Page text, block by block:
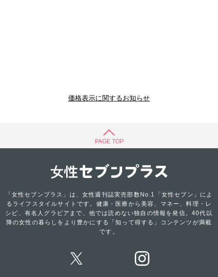
価格表示に関するお知らせ
PAGE TOP
「女性セブンプラス」は、女性週刊誌実売部数No.1「女性セブン」によ
るライフスタイルサイトです。健康・医療から美容、マネー、料理・レ
シピ、有名人グラビアまで、他では読めない独自の情報を発信。40代以
降の女性の暮らしをより豊かにする「知って得する」コンテンツが満載
です。